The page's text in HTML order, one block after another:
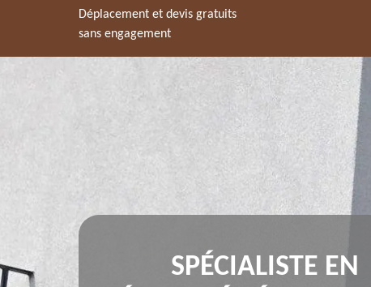
Déplacement et devis gratuits
sans engagement
SPÉCIALISTE EN